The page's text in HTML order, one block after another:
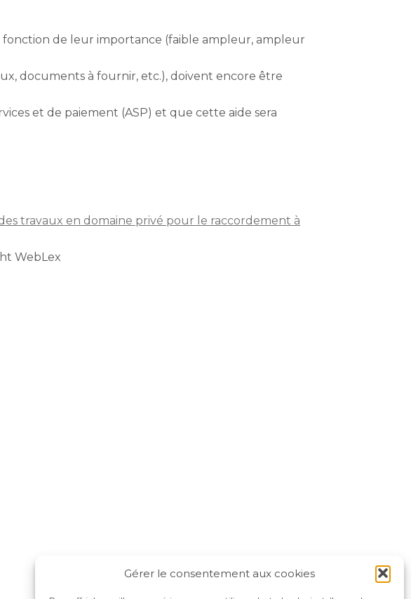
Gérer le consentement aux cookies
de leur importance (faible ampleur, ampleur
documents à fournir, etc.), doivent encore être
et de paiement (ASP) et que cette aide sera
travaux en domaine privé pour le raccordement à
WebLex